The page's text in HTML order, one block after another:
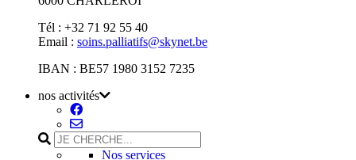
Tél : +32 71 92 55 40
Email : soins.palliatifs@skynet.be
IBAN : BE57 1980 3152 7235
nos activités
Nos services